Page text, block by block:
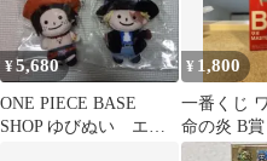
¥5,680
ONE PIECE BASE
SHOP ゆびぬい エー
¥ 1,800
一番くじ
命の炎 B